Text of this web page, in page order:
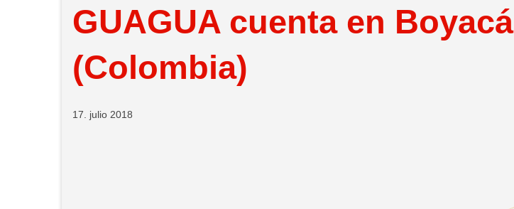
GUAGUA cuenta en Boyacá
(Colombia)
17. julio 2018